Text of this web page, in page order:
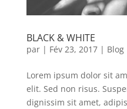
BLACK & WHITE
par | Fév 23, 2017| Blog
Lorem ipsum dolor sit
elit. Sed non risus.
dignissim sit amet,